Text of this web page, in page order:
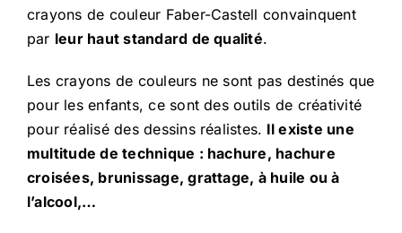
crayons de couleur Faber-Castell convainquent
par leur haut standard de qualité.
Les crayons de couleurs ne sont pas destinés que
pour les enfants, ce sont des outils de créativité
pour réalisé des dessins réalistes. Il existe une
multitude de technique : hachure, hachure
croisées, brunissage, grattage, à huile ou à
l’alcool,…